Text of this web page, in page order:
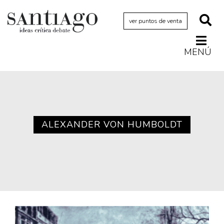
ver puntos de venta
MENÚ
Artes visualesALEXANDER VON HUMBOLDT